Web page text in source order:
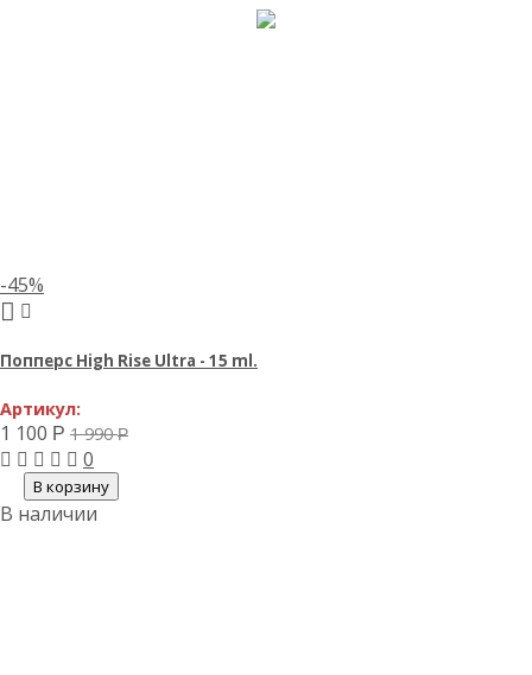
-45%
Попперс High Rise Ultra - 15 ml.
Артикул:
1 100 Р 1 990Р
0
В корзину
В наличии